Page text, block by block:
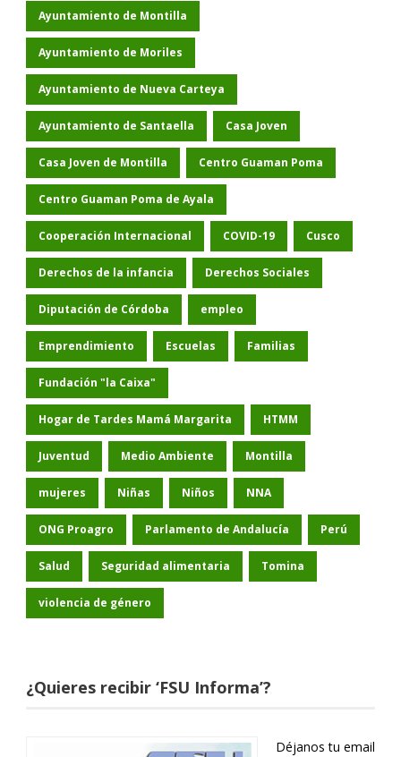
Ayuntamiento de Montilla
Ayuntamiento de Moriles
Ayuntamiento de Nueva Carteya
Ayuntamiento de Santaella Casa Joven
Casa Joven de Montilla Centro Guaman Poma
Centro Guaman Poma de Ayala
Cooperación Internacional COVID-19 Cusco
Derechos de la infancia Derechos Sociales
Diputación de Córdoba empleo
Emprendimiento Escuelas Familias
Fundación "la Caixa"
Hogar de Tardes Mamá Margarita HTMM
Juventud Medio Ambiente Montilla
mujeres Niñas Niños NNA
ONG Proagro Parlamento de Andalucía Perú
Salud Seguridad alimentaria Tomina
violencia de género
¿Quieres recibir ‘FSU Informa’?
Déjanos tu email